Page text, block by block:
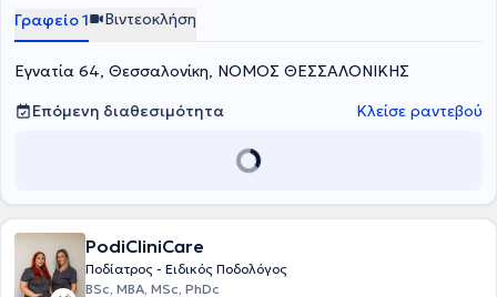
Health and Care Professions Council.
Γραφείο 1 Βιντεοκλήση
Εγνατία 64, Θεσσαλονίκη, ΝΟΜΟΣ ΘΕΣΣΑΛΟΝΙΚΗΣ
Επόμενη διαθεσιμότητα
Κλείσε ραντεβού
PodiCliniCare
Ποδίατρος - Ειδικός Ποδολόγος
BSc, MBA, MSc, PhDc